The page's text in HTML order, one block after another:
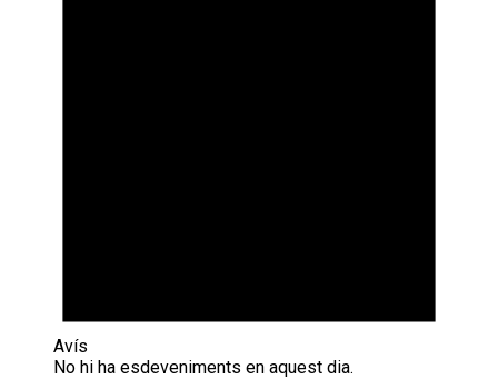
Avís
No hi ha esdeveniments en aquest dia.